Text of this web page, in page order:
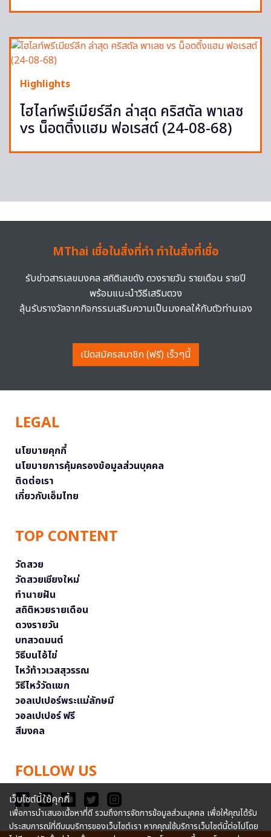
Highlights
ไฮไลท์พรีเมียร์ลีก ล่าสุด คริสตัล พาเลซ
vs น็อตติ้งแฮม ฟอเรสต์ (24-08-68)
MThai เชื่อในสิ่งที่ทำ ทำในสิ่งที่เชื่อ
รับข่าวสารเลขมงคล สถิติเลขดัง ดวงรายวัน รายเดือน รายปี
พร้อมแนะนำวิธีเสริมดวง
ลุ้นรับรางวัลจากกิจกรรมเสริมความเป็นมงคลให้กับตัวท่านเอง
เปิดสมัครสมาชิก (ฟรี) เร็วๆนี้
LEGAL
นโยบายคุกกี้
นโยบายการคุ้มครองข้อมูลส่วนบุคคล
ติดต่อเรา
เกี่ยวกับเอ็มไทย
TOP CONTENT
วัดสวย
วัดสวยเชียงใหม่
ทำนายฝัน
สถิติหวยรายเดือน
ดวงรายวัน
บทสวดมนต์
วิธีบนไอ้ไข่
ไหว้ท้าวเวสสุวรรณ
วิธีไหว้วัดแขก
วอลเปเปอร์พระแม่ลักษมี
วอลเปเปอร์ ฟรี
สีมงคล
FOLLOW US
เว็บไซต์นี้ใช้คุกกี้
เพื่อการนำเสนอเนื้อหาที่ดี รวมถึงการจัดการข้อมูลส่วนบุคคล เพื่อให้คุณได้รับ
ประสบการณ์ที่ดีบนบริการของเว็บไซต์เรา หากคุณใช้บริการเว็บไซต์นี้ต่อไปโดย